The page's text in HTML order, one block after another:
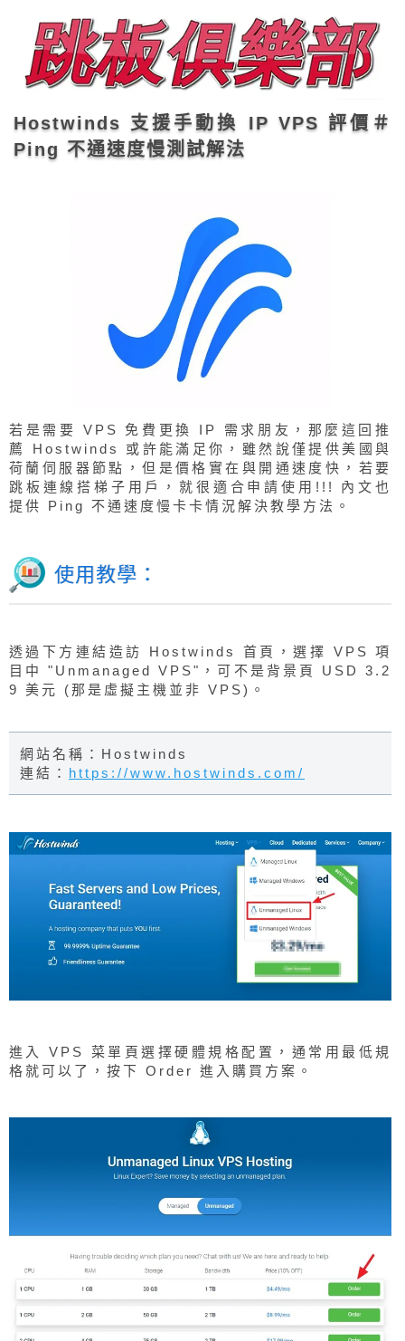
Hostwinds 支援手動換 IP VPS 評價＃
Ping 不通速度慢測試解法
若是需要 VPS 免費更換 IP 需求朋友，那麼這回推
薦 Hostwinds 或許能滿足你，雖然說僅提供美國與
荷蘭伺服器節點，但是價格實在與開通速度快，若要
跳板連線搭梯子用戶，就很適合申請使用!!! 內文也
提供 Ping 不通速度慢卡卡情況解決教學方法。
使用教學：
透過下方連結造訪 Hostwinds 首頁，選擇 VPS 項
目中 "Unmanaged VPS"，可不是背景頁 USD 3.2
9 美元 (那是虛擬主機並非 VPS)。
網站名稱：Hostwinds
連結： https://www.hostwinds.com/
進入 VPS 菜單頁選擇硬體規格配置，通常用最低規
格就可以了，按下 Order 進入購買方案。